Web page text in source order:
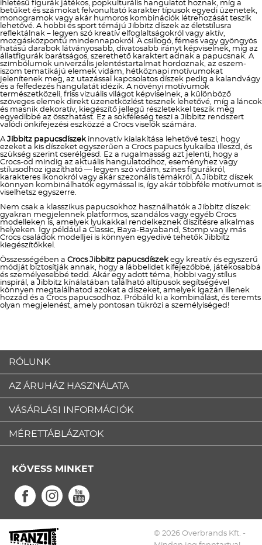
ihletésű figurák játékos, popkulturális hangulatot hoznak, míg a
betűket és számokat felvonultató karakter típusok egyedi üzenetek,
monogramok vagy akár humoros kombinációk létrehozását teszik
lehetővé. A hobbi és sport témájú Jibbitz díszek az életstílusra
reflektálnak – legyen szó kreatív elfoglaltságokról vagy aktív,
mozgásközpontú mindennapokról. A csillogó, fémes vagy gyöngyös
hatású darabok látványosabb, divatosabb irányt képviselnek, míg az
állatfigurák barátságos, szerethető karaktert adnak a papucsnak. A
szimbólumok univerzális jelentéstartalmat hordoznak, az eszem-
iszom tematikájú elemek vidám, hétköznapi motívumokat
jelenítenek meg, az utazással kapcsolatos díszek pedig a kalandvágy
és a felfedezés hangulatát idézik. A növényi motívumok
természetközeli, friss vizuális világot képviselnek, a különböző
szöveges elemek direkt üzenetközlést tesznek lehetővé, míg a láncok
és masnik dekoratív, kiegészítő jellegű részletekkel teszik még
egyedibbé az összhatást. Ez a sokféleség teszi a Jibbitz rendszert
valódi önkifejezési eszközzé a Crocs viselők számára.
AJibbitz papucsdíszekinnovatív kialakítása lehetővé teszi, hogy
ezeket a kis díszeket egyszerűen a Crocs papucs lyukaiba illeszd, és
szükség szerint cserélgesd. Ez a rugalmasság azt jelenti, hogy a
Crocs-od mindig az aktuális hangulatodhoz, eseményhez vagy
stílusodhoz igazítható — legyen szó vidám, színes figurákról,
karakteres ikonokról vagy akár szezonális témákról. A Jibbitz díszek
könnyen kombinálhatók egymással is, így akár többféle motívumot is
viselhetsz egyszerre.
Nem csak a klasszikus papucsokhoz használhatók a Jibbitz díszek:
gyakran megjelennek platformos, szandálos vagy egyéb Crocs
modelleken is, amelyek lyukakkal rendelkeznek díszítésre alkalmas
helyeken. Így például a Classic, Baya-Bayaband, Stomp vagy más
Crocs családok modelljei is könnyen egyedivé tehetők Jibbitz
kiegészítőkkel.
Összességében a Crocs Jibbitz papucsdíszekegy kreatív és egyszerű
módját biztosítják annak, hogy a lábbelidet kifejezőbbé, játékosabbá
és személyesebbé tedd. Akár egy adott téma, hobbi vagy stílus
inspirál, a Jibbitz kínálatában található altípusok segítségével
könnyen megtalálhatod azokat a díszeket, amelyek igazán illenek
hozzád és a Crocs papucsodhoz. Próbáld ki a kombinálást, és teremts
olyan megjelenést, amely pontosan tükrözi a személyiséged!
RÓLUNK
AZ ÁRUHÁZ HASZNÁLATA
VÁSÁRLÁSI INFORMÁCIÓK
MÉRETTÁBLÁZATOK
KÖVESS MINKET
© 2026 Overbrands Kft. -